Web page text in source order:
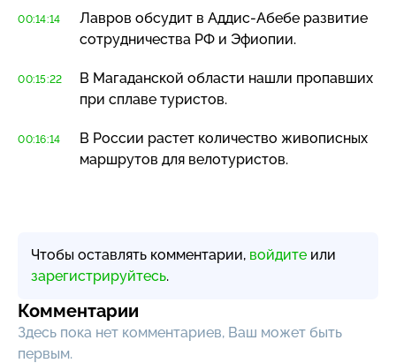
00:14:14 Лавров обсудит в Аддис-Абебе развитие
сотрудничества РФ и Эфиопии.
00:15:22
В Магаданской области нашли пропавших
при сплаве туристов.
00:16:14
В России растет количество живописных
маршрутов для велотуристов.
Чтобы оставлять комментарии, войдите или
зарегистрируйтесь.
Комментарии
Здесь пока нет комментариев, Ваш может быть
первым.